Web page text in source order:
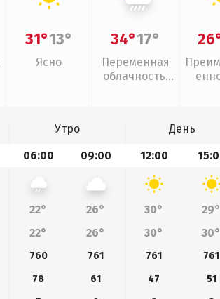
31°13°
Ясно
34°17°
Переменная
облачность,
Утро День
06:00 09:00 12:00
22° 26° 30° 29°
22° 26° 30° 30°
760 761 761 761
78 61 47 51